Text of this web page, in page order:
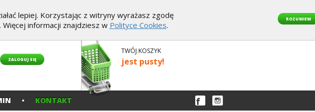
ROZUMIEM
lepiej. Korzystając z witryny wyrażasz zgodę
informacji znajdziesz w Polityce Cookies.
TWÓJ KOSZYK
jest pusty!
KONTAKT